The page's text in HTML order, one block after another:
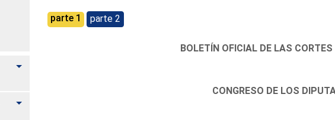
Alternar
Alternar
parte 1 parte 2
BOLETÍN OFICIAL DE LAS CORTES
CONGRESO DE LOS